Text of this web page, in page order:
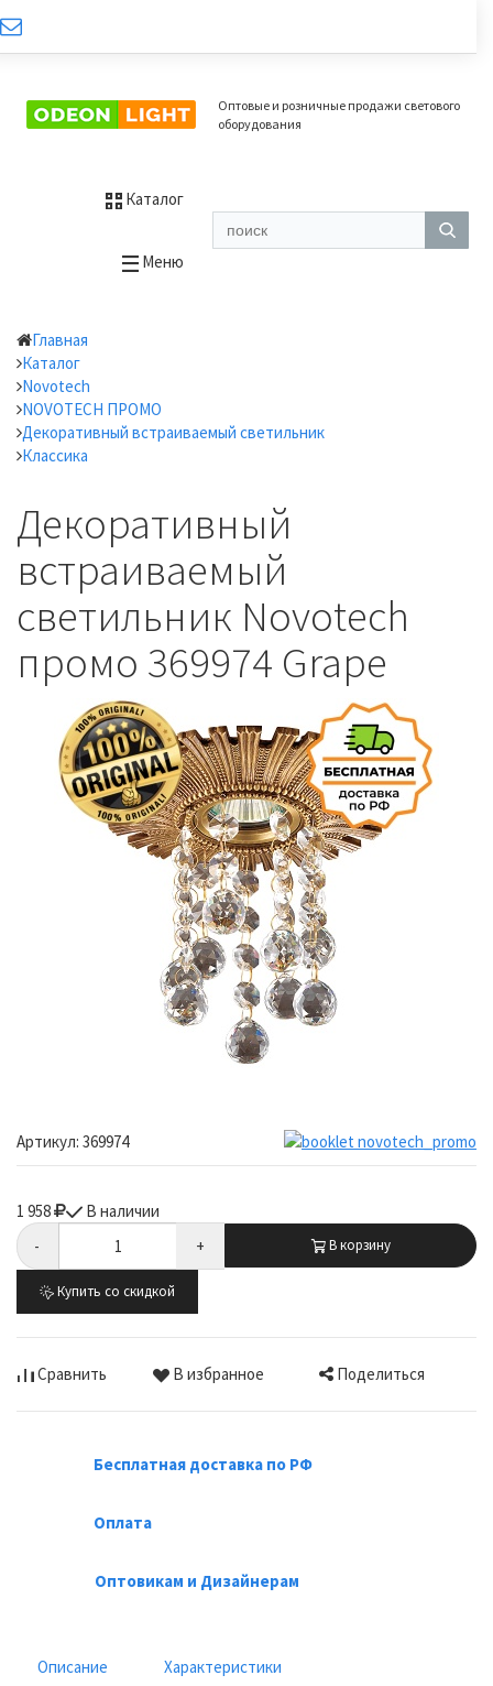
Оптовые и розничные продажи светового
оборудования
Каталог
Меню
Главная
Каталог
Novotech
NOVOTECH ПРОМО
Декоративный встраиваемый светильник
Классика
Декоративный
встраиваемый
светильник Novotech
промо 369974 Grape
Артикул: 369974
1 958
В наличии
-
+ В корзину
Купить со скидкой
Сравнить В избранное Поделиться
Бесплатная доставка по РФ
Оплата
Оптовикам и Дизайнерам
Описание Характеристики